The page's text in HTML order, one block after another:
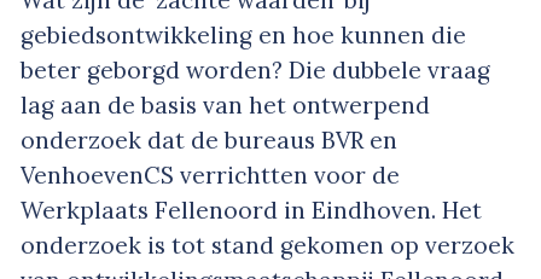
gebiedsontwikkeling en hoe kunnen die
beter geborgd worden? Die dubbele vraag
lag aan de basis van het ontwerpend
onderzoek dat de bureaus BVR en
VenhoevenCS verrichtten voor de
Werkplaats Fellenoord in Eindhoven. Het
onderzoek is tot stand gekomen op verzoek